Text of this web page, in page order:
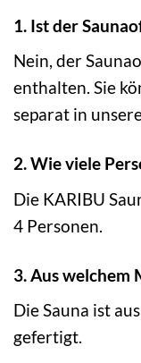
1. Ist der
Nein, der
enthalten. Sie
separat in
2. Wie viele
Die KARIBU
4 Personen.
3. Aus welchem
Die Sauna ist
gefertigt.